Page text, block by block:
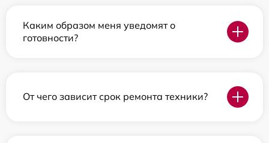
Каким образом меня уведомят о
готовности?
От чего зависит срок ремонта техники?